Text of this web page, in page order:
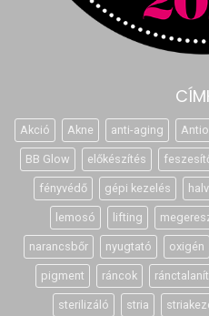
Akció Akne anti-aging
BB Glow előkészítés
fényvédő gépi kezelés
lemosó lifting
narancsbőr nyugtató oxigén
pigment ráncok
sterilizáló stria